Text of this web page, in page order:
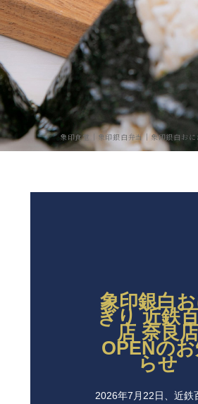
象印食堂｜象印銀白弁当｜象印銀白おに
象印銀白
ぎり 近鉄
店 奈良店
OPENの
らせ
2026年7月22日、近鉄